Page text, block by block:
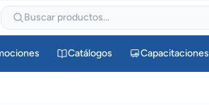
Buscar productos...
Catálogos Capacitaciones